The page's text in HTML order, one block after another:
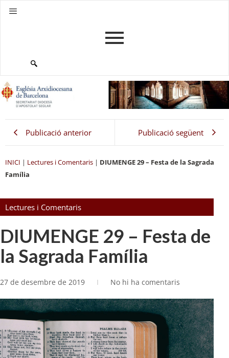
Publicació anterior Publicació següent
INICI | Lectures i Comentaris | DIUMENGE 29 – Festa de la Sagrada
Família
Lectures i Comentaris
DIUMENGE 29 – Festa de
la Sagrada Família
27 de desembre de 2019 No hi ha comentaris